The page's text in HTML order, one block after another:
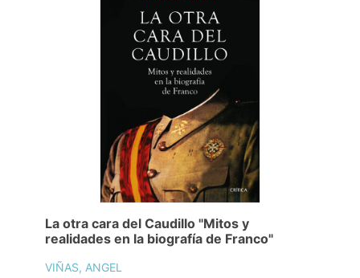
La otra cara del Caudillo "Mitos y
realidades en la biografía de Franco"
VIÑAS, ANGEL